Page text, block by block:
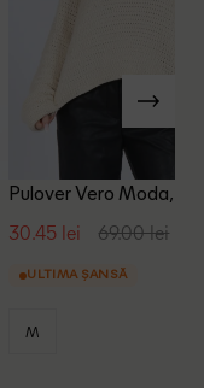
Pulover Vero Moda,
30.45 lei 69.00 lei
ULTIMA ȘANSĂ
M